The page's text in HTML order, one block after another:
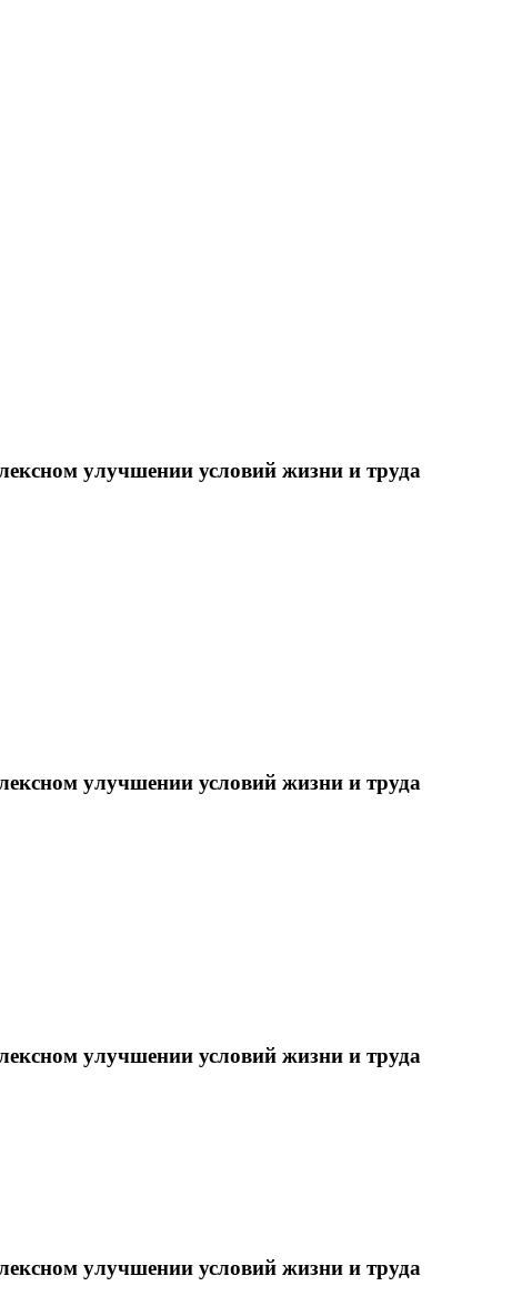
улучшении условий жизни и труда
улучшении условий жизни и труда
улучшении условий жизни и труда
улучшении условий жизни и труда